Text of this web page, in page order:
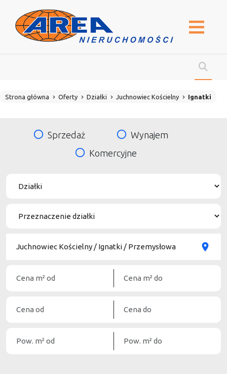
Strona główna Oferty Działki Juchnowiec Kościelny Ignatki
Sprzedaż
Wynajem
Komercyjne